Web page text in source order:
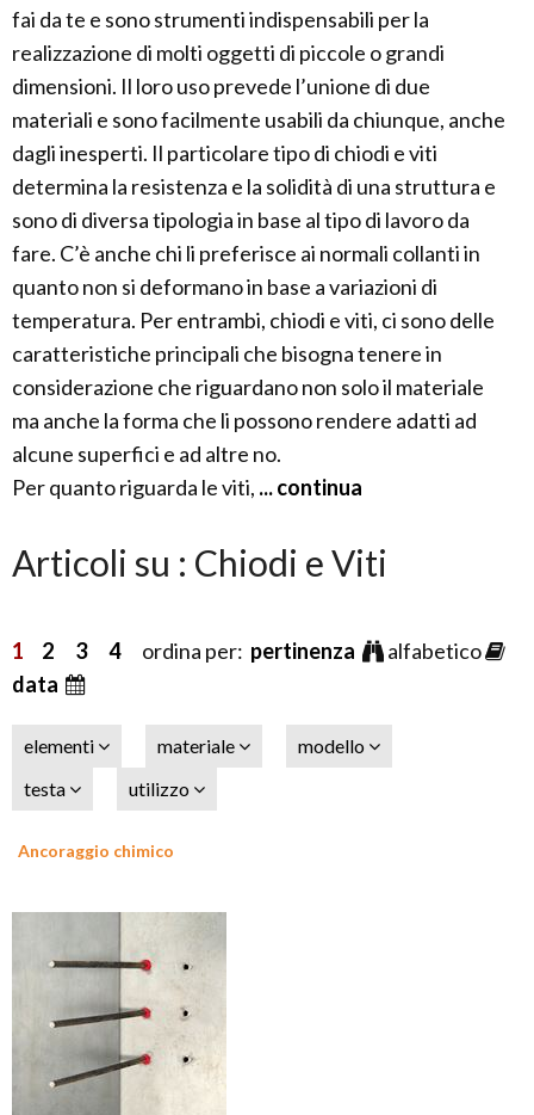
fai da te e sono strumenti indispensabili per la
realizzazione di molti oggetti di piccole o grandi
dimensioni. Il loro uso prevede l’unione di due
materiali e sono facilmente usabili da chiunque, anche
dagli inesperti. Il particolare tipo di chiodi e viti
determina la resistenza e la solidità di una struttura e
sono di diversa tipologia in base al tipo di lavoro da
fare. C’è anche chi li preferisce ai normali collanti in
quanto non si deformano in base a variazioni di
temperatura. Per entrambi, chiodi e viti, ci sono delle
caratteristiche principali che bisogna tenere in
considerazione che riguardano non solo il materiale
ma anche la forma che li possono rendere adatti ad
alcune superfici e ad altre no.
Per quanto riguarda le viti, ... continua
Articoli su : Chiodi e Viti
1 2 3 4ordina per: pertinenza
alfabetico
data
elementi materiale
modello
testa
utilizzo
Ancoraggio chimico